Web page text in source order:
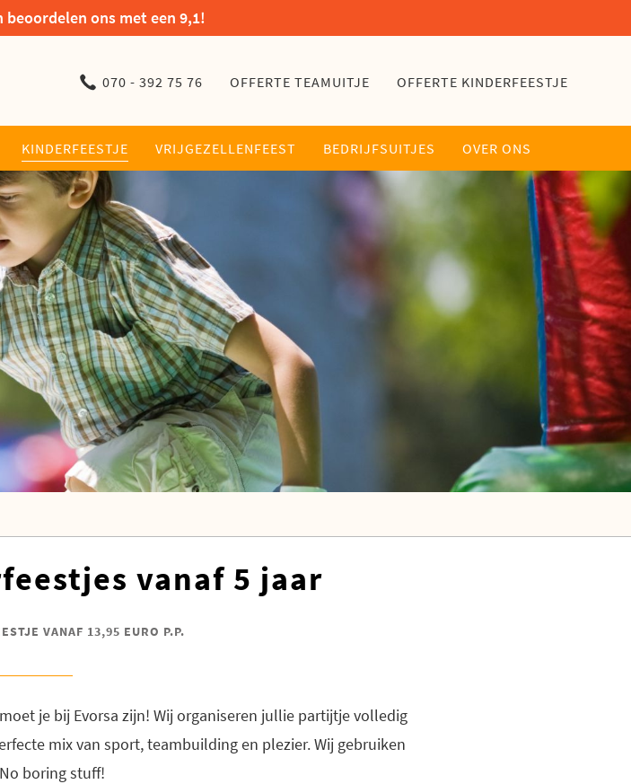
beoordelen ons met een 9,1!
070 - 392 75 76 OFFERTE TEAMUITJE OFFERTE KINDERFEESTJE
KINDERFEESTJE VRIJGEZELLENFEEST BEDRIJFSUITJES OVER ONS
vanaf 5 jaar
VANAF 13,95 EURO P.P.
je bij Evorsa zijn! Wij organiseren jullie partijtje volledig
mix van sport, teambuilding en plezier. Wij gebruiken
boring stuff!